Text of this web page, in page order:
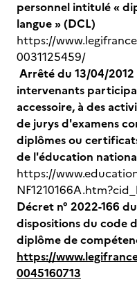
personnel intitulé «
langue » (DCL)
https://
0031125459/
Arrêté du 13/04/
intervenants
accessoire, à des
de jurys d'examens
diplômes ou
de l'éducation
https://
Décret n° 2022-166
dispositions du code
diplôme de
https://
0045160713